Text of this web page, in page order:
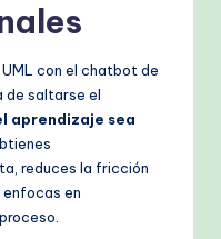
con el chatbot de
de saltarse el
aprendizaje sea
reduces la fricción
enfocas en